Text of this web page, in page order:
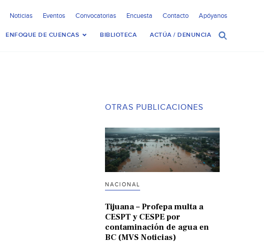
Noticias Eventos Convocatorias Encuesta Contacto Apóyanos
ENFOQUE DE CUENCAS BIBLIOTECA ACTÚA / DENUNCIA
OTRAS PUBLICACIONES
NACIONAL
Tijuana – Profepa multa a
CESPT y CESPE por
contaminación de agua en
BC (MVS Noticias)